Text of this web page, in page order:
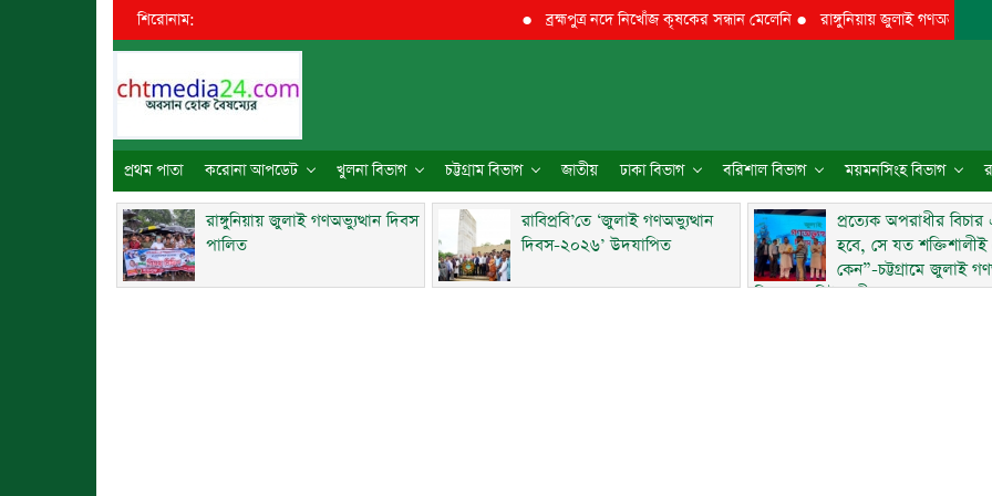
শিরোনাম: ব্রহ্মপুত্র নদে নিখোঁজ কৃষকের সন্ধান মেলেনি ●রাঙ্গুনিয়ায় জুলাই গণঅভ্যুত্থান দিবস
প্রথম পাতা করোনা আপডেট খুলনা বিভাগ চট্টগ্রাম বিভাগ জাতীয় ঢাকা বিভাগ বরিশাল বিভাগ ময়মনসিংহ বিভাগ
রাঙ্গুনিয়ায় জুলাই গণঅভ্যুত্থান দিবস
পালিত
রাবিপ্রবি’তে ‘জুলাই গণঅভ্যুত্থান
দিবস-২০২৬’ উদযাপিত
প্রত্যেক অপরাধীর
হবে, সে যত
কেন”-চট্টগ্রামে জুলাই
দিবসে ব্যারিস্টার মীর হেলাল